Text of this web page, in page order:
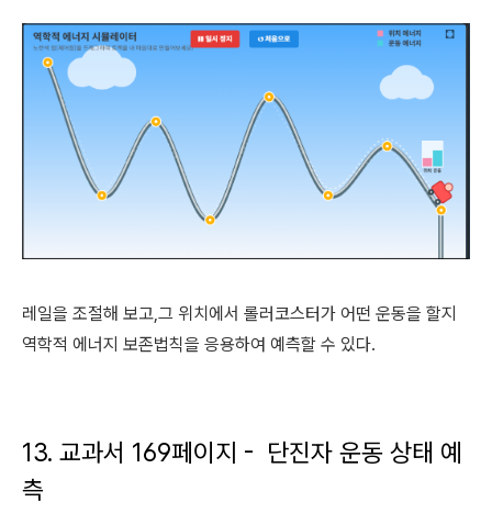
레일을 조절해 보고,그 위치에서 롤러코스터가 어떤 운동을 할지
역학적 에너지 보존법칙을 응용하여 예측할 수 있다.
13. 교과서 169페이지 - 단진자 운동 상태 예
측